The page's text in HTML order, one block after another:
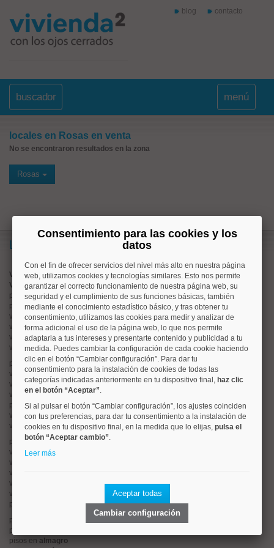
blog contacto
buscador menú
locales en Rosas en venta
No se encontraron resultados en la zona
Rosas
Lo más buscado
Valorar vivienda online
Vender piso
pisos enchamberí
pisos enmoncloa
viviendas enargüelles
viviendas entetuán
viviendas encuatro caminos
viviendas en chamartín
pisos enrios rosas
viviendas enprosperidad
viviendas enhispanoamerica
viviendas enciudad lineal
pisos en salamanca
viviendas encentro
viviendas ensol
pisos enciudad jardín
viviendas enretiro
viviendas en
viviendas en
viviendas en
viviendas en
pisos en
pisos en
pisos en
pisos en almagro
Consentimiento para las cookies y los
datos
Con el fin de ofrecer servicios del nivel más alto en nuestra página
web, utilizamos cookies y tecnologías similares. Esto nos permite
garantizar el correcto funcionamiento de nuestra página web, su
seguridad y el cumplimiento de sus funciones básicas, también
mediante el conocimiento estadístico básico, y tras obtener tu
consentimiento, utilizamos las cookies para medir y analizar de
forma adicional el uso de la página web, lo que nos permite
adaptarla a tus intereses y presentarte contenido y publicidad a tu
medida. Puedes cambiar la configuración de cada cookie haciendo
clic en el botón “Cambiar configuración”. Para dar tu
consentimiento para la instalación de cookies de todas las
categorías indicadas anteriormente en tu dispositivo final, haz clic
en el botón “Aceptar”.
Si al pulsar el botón “Cambiar configuración”, los ajustes coinciden
con tus preferencias, para dar tu consentimiento a la instalación de
cookies en tu dispositivo final, en la medida que lo elijas, pulsa el
botón “Aceptar cambio”.
Leer más
Aceptar todas
Cambiar configuración